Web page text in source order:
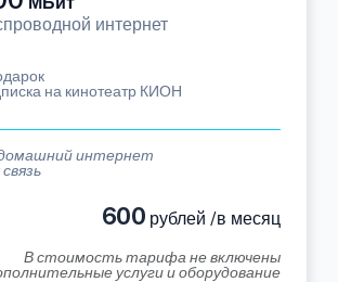
интернет
на кинотеатр КИОН
интернет
600 рублей /в месяц
В стоимость тарифа не включены
услуги и оборудование